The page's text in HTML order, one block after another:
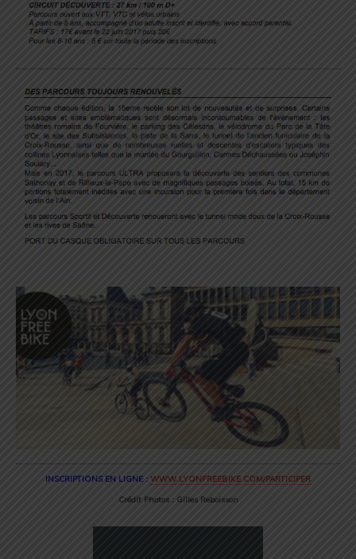
INSCRIPTIONS EN LIGNE : WWW.LYONFREEBIKE.COM/PARTICIPER
Crédit Photos : Gilles Reboisson